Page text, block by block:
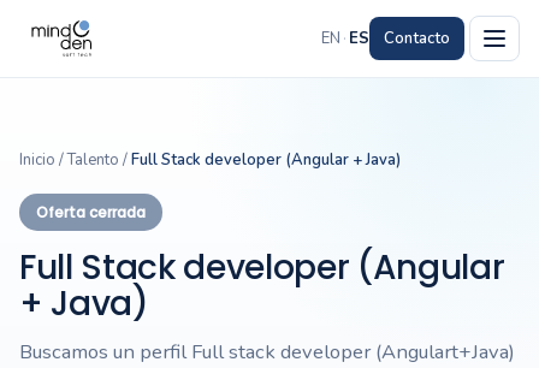
EN · ES Contacto
Inicio /Talento /Full Stack developer (Angular + Java)
Oferta cerrada
Full Stack developer (Angular
+ Java)
Buscamos un perfil Full stack developer (Angulart+Java)